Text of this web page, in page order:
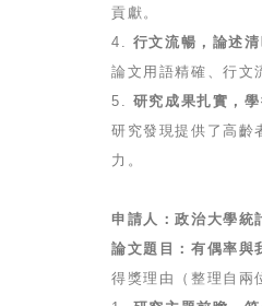
貢獻。
4. 行文流暢，論述清
論文用語精確、行文
5. 研究成果扎實，
研究發現提供了高齡
力。
申請人：政治大學統
論文題目：有偶率與
得獎理由（整理自兩